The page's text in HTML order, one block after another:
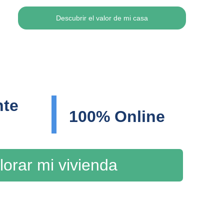
Descubrir el valor de mi casa
mi vivienda
100% Online